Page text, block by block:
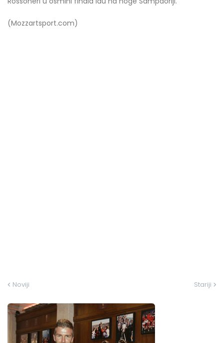
(Mozzartsport.com)
Noviji Stariji